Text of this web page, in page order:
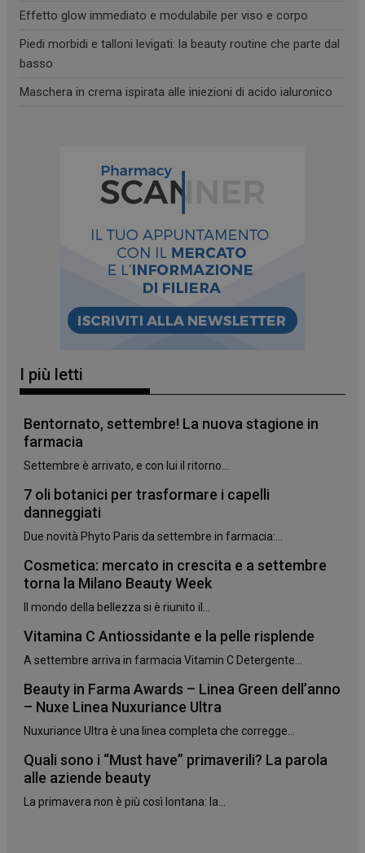
Effetto glow immediato e modulabile per viso e corpo
Piedi morbidi e talloni levigati: la beauty routine che parte dal
basso
Maschera in crema ispirata alle iniezioni di acido ialuronico
I più letti
Bentornato, settembre! La nuova stagione in
farmacia
Settembre è arrivato, e con lui il ritorno...
7 oli botanici per trasformare i capelli
danneggiati
Due novità Phyto Paris da settembre in farmacia:...
Cosmetica: mercato in crescita e a settembre
torna la Milano Beauty Week
Il mondo della bellezza si è riunito il...
Vitamina C Antiossidante e la pelle risplende
A settembre arriva in farmacia Vitamin C Detergente...
Beauty in Farma Awards – Linea Green dell’anno
– Nuxe Linea Nuxuriance Ultra
Nuxuriance Ultra è una linea completa che corregge...
Quali sono i “Must have” primaverili? La parola
alle aziende beauty
La primavera non è più così lontana: la...
_ga_YJ0035S3E9 .panoramacosmetico.it
mese
www.panoramacosmetico.it